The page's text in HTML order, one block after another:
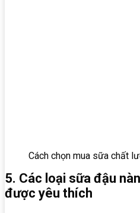
Cách chọn mua sữa chất
5. Các loại sữa đậu
được yêu thích